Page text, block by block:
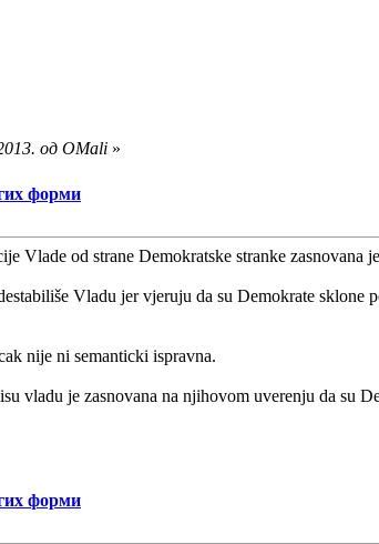
од OMali »
форми
Vlade od strane Demokratske stranke
Vladu jer vjeruju da su Demokrate sklone
nije ni semanticki ispravna.
vladu je zasnovana na njihovom uverenju da su
форми